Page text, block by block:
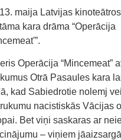
maija Latvijas
kara drāma “Operācija
Operācija “Mincemeat”
Otrā Pasaules kara
kad Sabiedrotie nolemj
nacistiskās Vācijas
Bet viņi saskaras ar
– viņiem